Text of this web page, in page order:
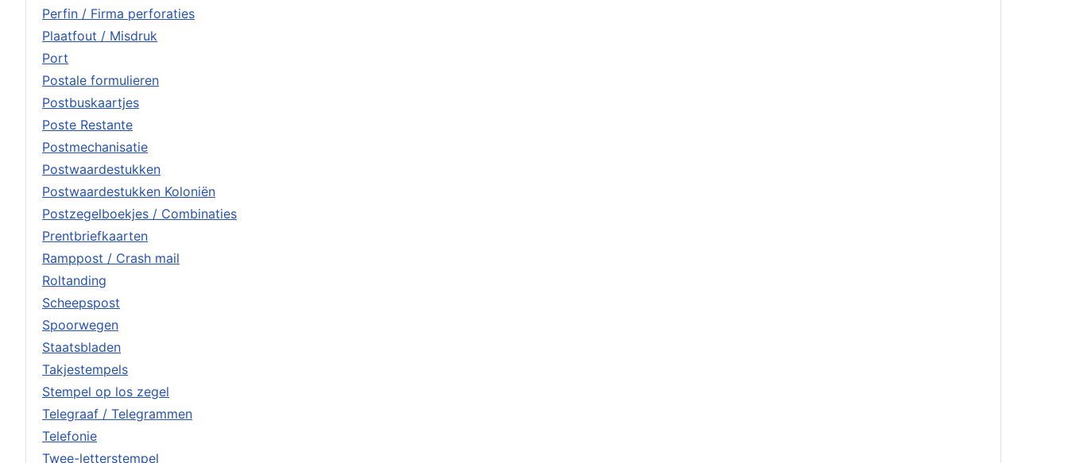
Perfin / Firma perforaties
Plaatfout / Misdruk
Port
Postale formulieren
Postbuskaartjes
Poste Restante
Postmechanisatie
Postwaardestukken
Postwaardestukken Koloniën
Postzegelboekjes / Combinaties
Prentbriefkaarten
Ramppost / Crash mail
Roltanding
Scheepspost
Spoorwegen
Staatsbladen
Takjestempels
Stempel op los zegel
Telegraaf / Telegrammen
Telefonie
Twee-letterstempel